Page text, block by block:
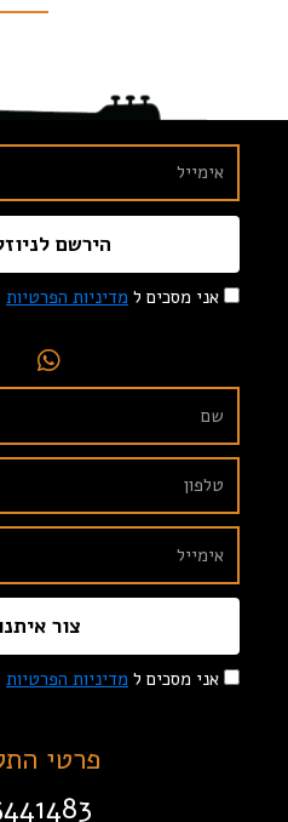
אני מסכים ל מדיניות הפרטיות
הירשם
אני מסכים ל מדיניות הפרטיות
צור
פרטי